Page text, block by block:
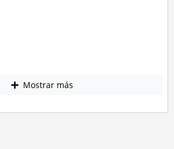
Mostrar más